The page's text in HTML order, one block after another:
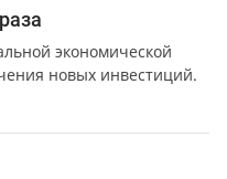
экономической
новых инвестиций.